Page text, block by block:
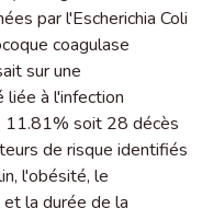
par l'Escherichia Coli
coagulase
sur une
à l'infection
11.81% soit 28 décès
de risque identifiés
l'obésité, le
la durée de la